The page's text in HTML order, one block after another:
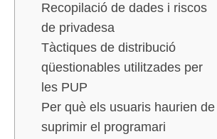
Recopilació de dades i riscos
de privadesa
Tàctiques de distribució
qüestionables utilitzades per
les PUP
Per què els usuaris haurien de
suprimir el programari